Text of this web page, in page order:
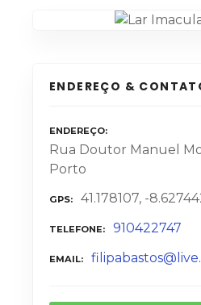
ENDEREÇO &
ENDEREÇO
Rua Doutor Manuel
Porto
GPS 41.178107, -
TELEFONE 910422747
EMAIL